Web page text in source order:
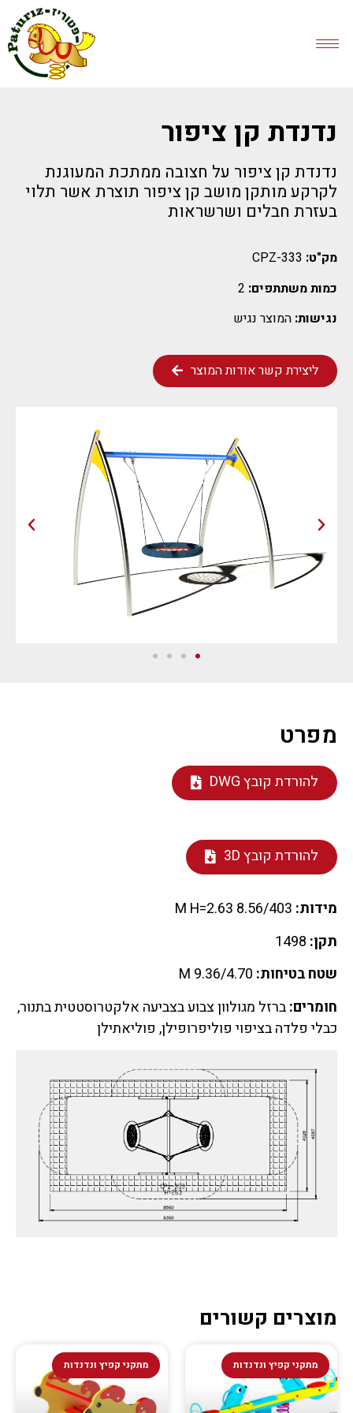
נדנדת קן ציפור
נדנדת קן ציפור על חצובה ממתכת המעוגנת
לקרקע מותקן מושב קן ציפור תוצרת אשר תלוי
בעזרת חבלים ושרשראות
מק"ט:
כמות משתתפים:
נגישות: המוצר נגיש
ליצירת קשר אודות המוצר
מפרט
להורדת קובץ DWG
להורדת קובץ 3D
מידות: 8.56/403 M H=2.63
תקן:
שטח בטיחות: 9.36/4.70 M
חומרים:ברזל מגולוון צבוע בצביעה אלקטרוסטטית בתנור,
כבלי פלדה בציפוי פוליפרופילן, פוליאתילן
מוצרים קשורים
מתקני קפיץ ונדנדות מתקני קפיץ ונדנדות